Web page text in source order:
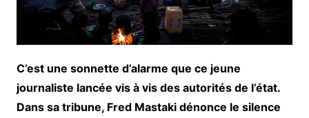
C’est une sonnette d’alarme que ce jeune
journaliste lancée vis à vis des autorités de l’état.
Dans sa tribune, Fred Mastaki dénonce le silence